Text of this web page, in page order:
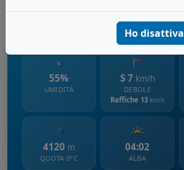
Mel
55%
UMIDITÀ
S 7 km/h
DEBOLE
Raffiche 13 km/h
4120 m
QUOTA 0°C
04:02
ALBA
Ho